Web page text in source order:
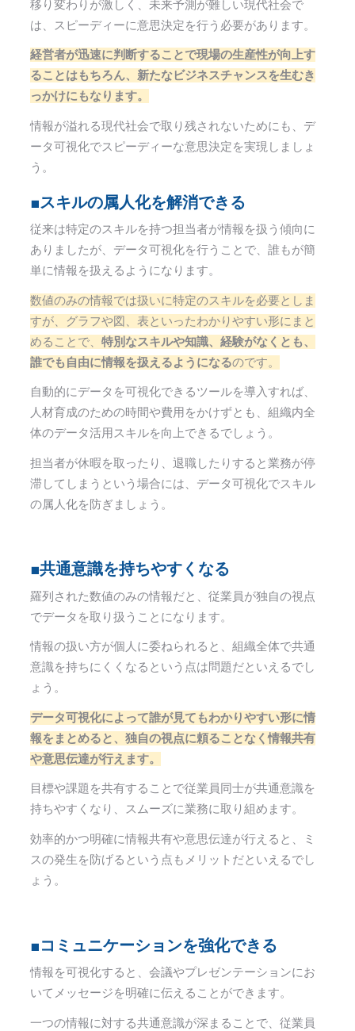
移り変わりが激しく、未来予測が難しい現代社会で
は、スピーディーに意思決定を行う必要があります。
経営者が迅速に判断することで現場の生産性が向上す
ることはもちろん、新たなビジネスチャンスを生むき
っかけにもなります。
情報が溢れる現代社会で取り残されないためにも、デ
ータ可視化でスピーディーな意思決定を実現しましょ
う。
■スキルの属人化を解消できる
従来は特定のスキルを持つ担当者が情報を扱う傾向に
ありましたが、データ可視化を行うことで、誰もが簡
単に情報を扱えるようになります。
数値のみの情報では扱いに特定のスキルを必要としま
すが、グラフや図、表といったわかりやすい形にまと
めることで、 特別なスキルや知識、経験がなくとも、
誰でも自由に情報を扱えるようになるのです。
自動的にデータを可視化できるツールを導入すれば、
人材育成のための時間や費用をかけずとも、組織内全
体のデータ活用スキルを向上できるでしょう。
担当者が休暇を取ったり、退職したりすると業務が停
滞してしまうという場合には、データ可視化でスキル
の属人化を防ぎましょう。
■共通意識を持ちやすくなる
羅列された数値のみの情報だと、従業員が独自の視点
でデータを取り扱うことになります。
情報の扱い方が個人に委ねられると、組織全体で共通
意識を持ちにくくなるという点は問題だといえるでし
ょう。
データ可視化によって誰が見てもわかりやすい形に情
報をまとめると、独自の視点に頼ることなく情報共有
や意思伝達が行えます。
目標や課題を共有することで従業員同士が共通意識を
持ちやすくなり、スムーズに業務に取り組めます。
効率的かつ明確に情報共有や意思伝達が行えると、ミ
スの発生を防げるという点もメリットだといえるでし
ょう。
■コミュニケーションを強化できる
情報を可視化すると、会議やプレゼンテーションにお
いてメッセージを明確に伝えることができます。
一つの情報に対する共通意識が深まることで、従業員